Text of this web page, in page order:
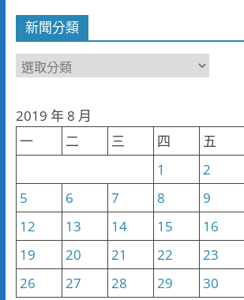
新聞分類
新
類
2019 年 8 月
一
二 三 四 五
1
2
5
6 7 8 9
12
13 14 15 16
19
20 21 22 23
26
27 28 29 30